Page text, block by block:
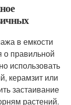
в емкости
о правильной
использовать
керамзит или
застаивание
растений.